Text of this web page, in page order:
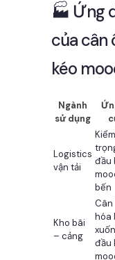
🏭 Ứng
của cân
kéo
Ngành
sử dụng
Logistics
vận tải
đầu
bến
Kho bãi
– cảng
Cân
hóa
đầu